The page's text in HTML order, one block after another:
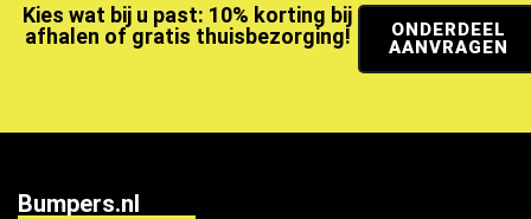
Kies wat bij u past: 10% korting bij
afhalen of gratis thuisbezorging!
ONDERDEEL
AANVRAGEN
Bumpers.nl